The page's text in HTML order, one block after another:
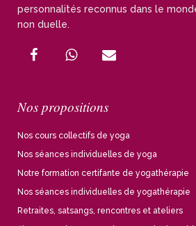
personnalités reconnus dans le
non duelle.
Nos propositions
Nos cours collectifs de yoga
Nos séances individuelles de yoga
Notre formation certifante de yogathérapie
Nos séances individuelles de yogathérapie
Retraites, satsangs, rencontres et ateliers